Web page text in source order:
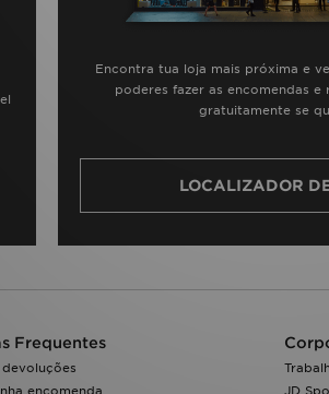
Encontra tua loja mais próxima e
poderes fazer as encomendas e
gratuitamente se
LOCALIZADOR
Frequentes
encomenda
JD